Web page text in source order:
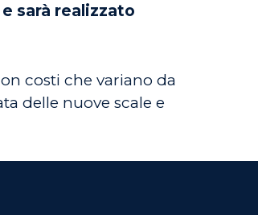
sarà realizzato
costi che variano da
delle nuove scale e